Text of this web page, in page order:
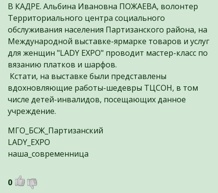
В КАДРЕ. Альбина Ивановна ПОЖАЕВА, волонтер
Территориального центра социального
обслуживания населения Партизанского района, на
Международной выставке-ярмарке товаров и услуг
для женщин "LADY EXPO" проводит мастер-класс по
вязанию платков и шарфов.
Кстати, на выставке были представлены
вдохновляющие работы-шедевры ТЦСОН, в том
числе детей-инвалидов, посещающих данное
учреждение.
МГО_БСЖ_Партизанский
LADY_EXPO
наша_современница
0